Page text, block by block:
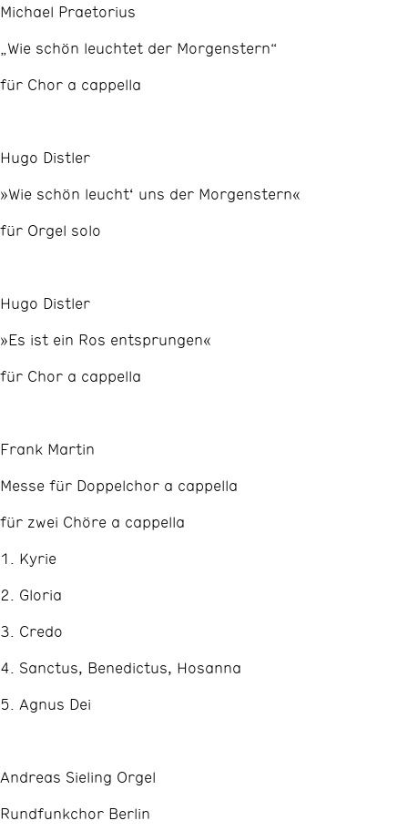
Michael Praetorius
„Wie schön leuchtet der Morgenstern“
für Chor a cappella
Hugo Distler
»Wie schön leucht‘ uns der Morgenstern«
für Orgel solo
Hugo Distler
»Es ist ein Ros entsprungen«
für Chor a cappella
Frank Martin
Messe für Doppelchor a cappella
für zwei Chöre a cappella
1. Kyrie
2. Gloria
3. Credo
4. Sanctus, Benedictus, Hosanna
5. Agnus Dei
Andreas Sieling Orgel
Rundfunkchor Berlin